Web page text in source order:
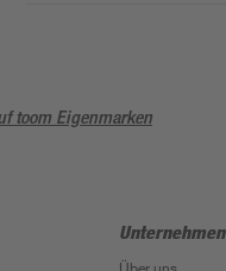
toom Eigenmarken
Unternehmen